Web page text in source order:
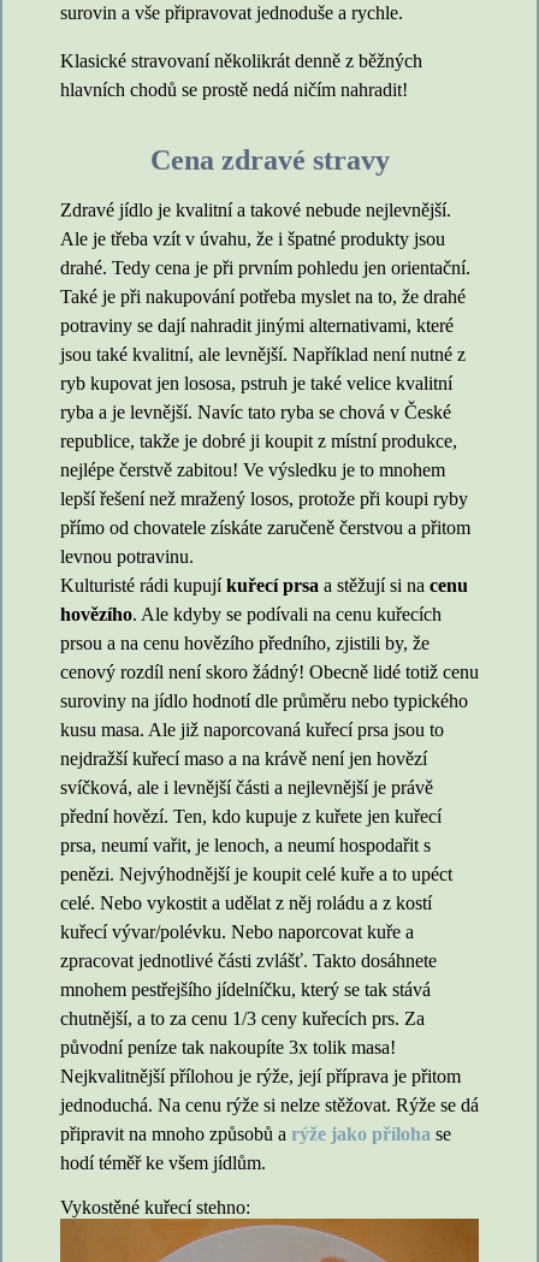
surovin a vše připravovat jednoduše a rychle.
Klasické stravovaní několikrát denně z běžných
hlavních chodů se prostě nedá ničím nahradit!
Cena zdravé stravy
Zdravé jídlo je kvalitní a takové nebude nejlevnější.
Ale je třeba vzít v úvahu, že i špatné produkty jsou
drahé. Tedy cena je při prvním pohledu jen orientační.
Také je při nakupování potřeba myslet na to, že drahé
potraviny se dají nahradit jinými alternativami, které
jsou také kvalitní, ale levnější. Například není nutné z
ryb kupovat jen lososa, pstruh je také velice kvalitní
ryba a je levnější. Navíc tato ryba se chová v České
republice, takže je dobré ji koupit z místní produkce,
nejlépe čerstvě zabitou! Ve výsledku je to mnohem
lepší řešení než mražený losos, protože při koupi ryby
přímo od chovatele získáte zaručeně čerstvou a přitom
levnou potravinu.
Kulturisté rádi kupujíkuřecí prsa a stěžují si na cenu
hovězího. Ale kdyby se podívali na cenu kuřecích
prsou a na cenu hovězího předního, zjistili by, že
cenový rozdíl není skoro žádný! Obecně lidé totiž cenu
suroviny na jídlo hodnotí dle průměru nebo typického
kusu masa. Ale již naporcovaná kuřecí prsa jsou to
nejdražší kuřecí maso a na krávě není jen hovězí
svíčková, ale i levnější části a nejlevnější je právě
přední hovězí. Ten, kdo kupuje z kuřete jen kuřecí
prsa, neumí vařit, je lenoch, a neumí hospodařit s
penězi. Nejvýhodnější je koupit celé kuře a to upéct
celé. Nebo vykostit a udělat z něj roládu a z kostí
kuřecí vývar/polévku. Nebo naporcovat kuře a
zpracovat jednotlivé části zvlášť. Takto dosáhnete
mnohem pestřejšího jídelníčku, který se tak stává
chutnější, a to za cenu 1/3 ceny kuřecích prs. Za
původní peníze tak nakoupíte 3x tolik masa!
Nejkvalitnější přílohou je rýže, její příprava je přitom
jednoduchá. Na cenu rýže si nelze stěžovat. Rýže se dá
připravit na mnoho způsobů a rýže jako příloha se
hodí téměř ke všem jídlům.
Vykostěné kuřecí stehno: